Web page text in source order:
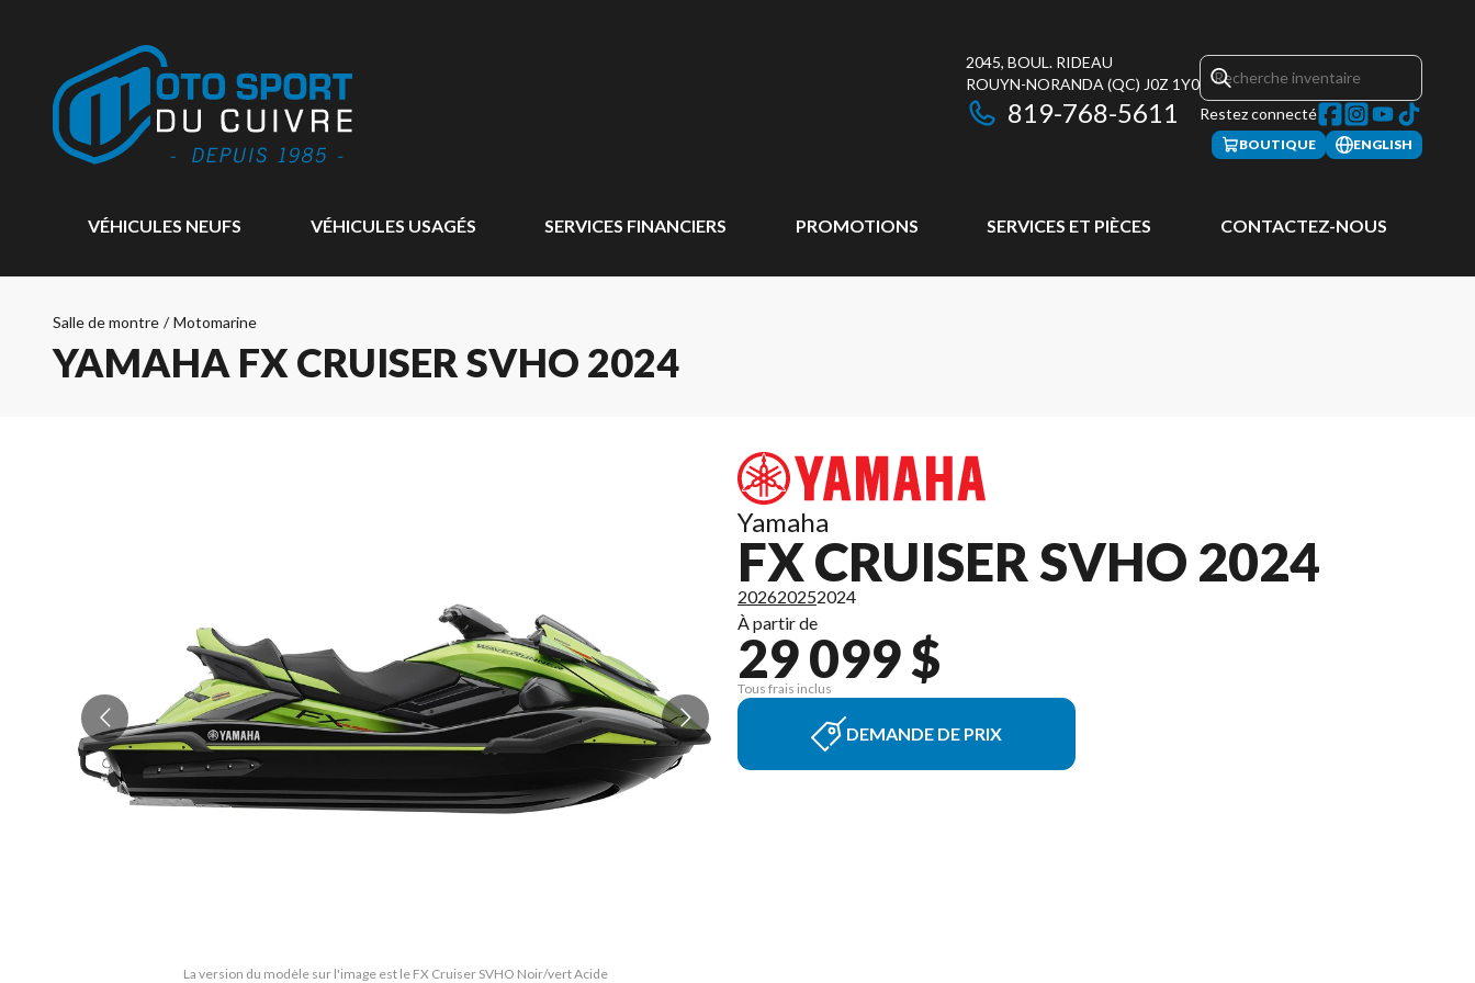
2045, BOUL. RIDEAU
ROUYN-NORANDA (QC) J0Z 1Y0
819-768-5611 Restez connecté
BOUTIQUE ENGLISH
VÉHICULES NEUFS VÉHICULES USAGÉS SERVICES FINANCIERS PROMOTIONS SERVICES ET PIÈCES CONTACTEZ-NOUS
Salle de montre / Motomarine
YAMAHA FX CRUISER SVHO 2024
La version du modèle sur l'image est le FX Cruiser SVHO Noir/vert Acide
Yamaha
FX CRUISER SVHO 2024
202620252024
À partir de
29 099 $
Tous frais inclus
DEMANDE DE PRIX